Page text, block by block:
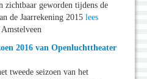
zichtbaar geworden tijdens de
de Jaarrekening 2015 lees
2016 van Openluchttheater
tweede seizoen van het